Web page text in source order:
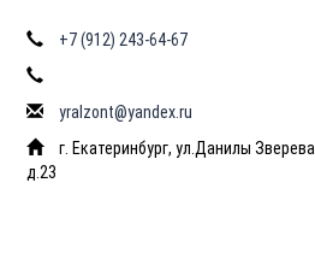
+7 (912) 243-64-67
yralzont@yandex.ru
г. Екатеринбург, ул.Данилы Зверева
д.23